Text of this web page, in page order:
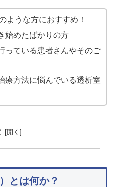
ような方におすすめ！
始めたばかりの方
っている患者さんやそのご
療方法に悩んでいる透析室
とは何か？